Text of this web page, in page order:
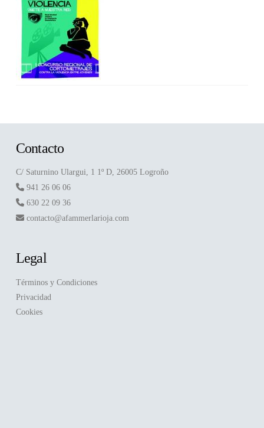
Contacto
C/ Saturnino Ulargui, 1 1º D, 26005 Logroño
941 26 06 06
630 22 09 36
contacto@afammerlarioja.com
Legal
Términos y Condiciones
Privacidad
Cookies